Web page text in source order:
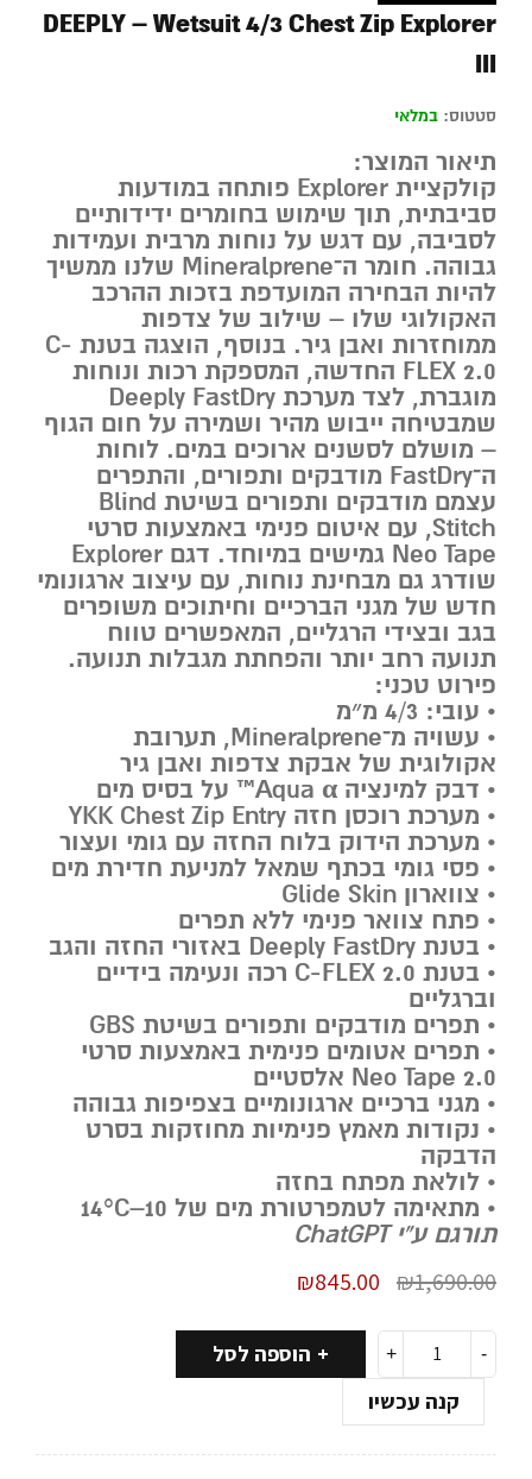
DEEPLY – Wetsuit 4/3 Chest Zip Explorer
III
סטטוס: במלאי
תיאור המוצר:
קולקציית Explorer פותחה במודעות
סביבתית, תוך שימוש בחומרים ידידותיים
לסביבה, עם דגש על נוחות מרבית ועמידות
גבוהה. חומר ה־Mineralprene שלנו ממשיך
להיות הבחירה המועדפת בזכות ההרכב
האקולוגי שלו – שילוב של צדפות
ממוחזרות ואבן גיר. בנוסף, הוצגה בטנת C-
FLEX 2.0 החדשה, המספקת רכות ונוחות
מוגברת, לצד מערכת Deeply FastDry
שמבטיחה ייבוש מהיר ושמירה על חום הגוף
– מושלם לסשנים ארוכים במים. לוחות
ה־FastDry מודבקים ותפורים, והתפרים
עצמם מודבקים ותפורים בשיטת Blind
Stitch, עם איטום פנימי באמצעות סרטי
Neo Tape גמישים במיוחד. דגם Explorer
שודרג גם מבחינת נוחות, עם עיצוב ארגונומי
חדש של מגני הברכיים וחיתוכים משופרים
בגב ובצידי הרגליים, המאפשרים טווח
תנועה רחב יותר והפחתת מגבלות תנועה.
פירוט טכני:
• עובי: 4/3 מ״מ
• עשויה מ־Mineralprene, תערובת
אקולוגית של אבקת צדפות ואבן גיר
• דבק למינציה Aqua α™ על בסיס מים
• מערכת רוכסן חזה YKK Chest Zip Entry
• מערכת הידוק בלוח החזה עם גומי ועצור
• פסי גומי בכתף שמאל למניעת חדירת מים
• צווארון Glide Skin
• פתח צוואר פנימי ללא תפרים
• בטנת Deeply FastDry באזורי החזה והגב
• בטנת C-FLEX 2.0 רכה ונעימה בידיים
וברגליים
• תפרים מודבקים ותפורים בשיטת GBS
• תפרים אטומים פנימית באמצעות סרטי
Neo Tape 2.0 אלסטיים
• מגני ברכיים ארגונומיים בצפיפות גבוהה
• נקודות מאמץ פנימיות מחוזקות בסרט
הדבקה
• לולאת מפתח בחזה
• מתאימה לטמפרטורת מים של 10–14°C
תורגם ע”י ChatGPT
₪1,690.00
₪845.00
הוספה לסל
קנה עכשיו